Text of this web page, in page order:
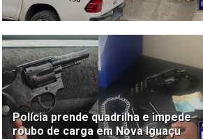
Polícia prende quadrilha e impede
roubo de carga em Nova Iguaçu